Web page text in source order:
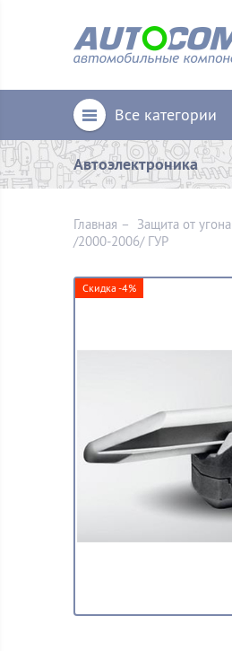
Все категории
Автоэлектроника
Главная – Защита от угона
/2000-2006/ ГУР
Скидка -4%